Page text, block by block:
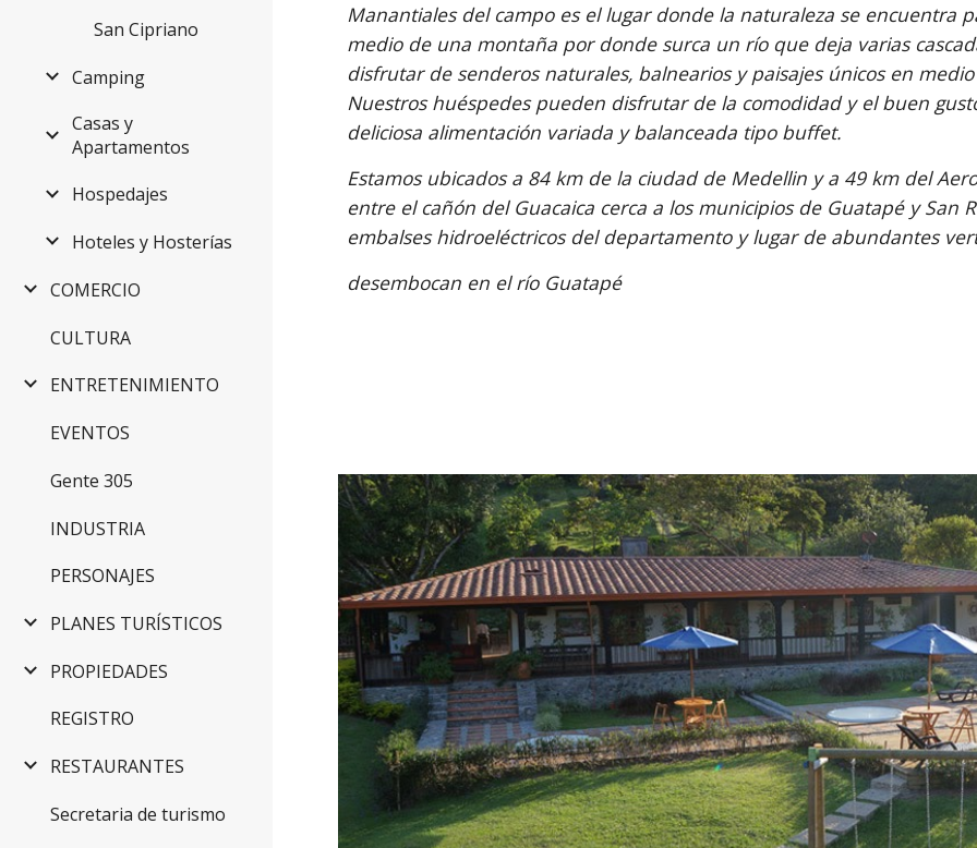
San Cipriano
Camping
Casas y
Apartamentos
Hospedajes
Hoteles y Hosterías
COMERCIO
CULTURA
ENTRETENIMIENTO
EVENTOS
Gente 305
INDUSTRIA
PERSONAJES
PLANES TURÍSTICOS
PROPIEDADES
REGISTRO
RESTAURANTES
Secretaria de turismo
Manantiales del campo es el lugar donde la naturaleza se encuentra
medio de una montaña por donde surca un río que deja varias
disfrutar de senderos naturales, balnearios y paisajes únicos en
Nuestros huéspedes pueden disfrutar de la comodidad y el buen
deliciosa alimentación variada y balanceada tipo buffet.
Estamos ubicados a 84 km de la ciudad de Medellin y a 49 km del
entre el cañón del Guacaica cerca a los municipios de Guatapé y San
embalses hidroeléctricos del departamento y lugar de abundantes
desembocan en el río Guatapé